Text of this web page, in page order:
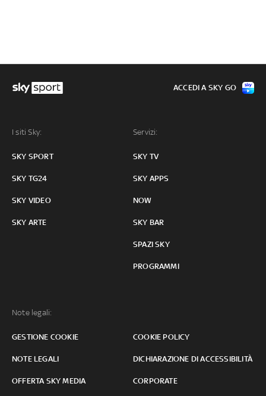
I siti Sky:
SKY SPORT
SKY TG24
SKY VIDEO
SKY ARTE
Servizi:
SKY TV
SKY APPS
NOW
SKY BAR
SPAZI SKY
PROGRAMMI
Note legali:
GESTIONE COOKIE COOKIE POLICY
NOTE LEGALI DICHIARAZIONE DI ACCESSIBILITÀ
OFFERTA SKY MEDIA CORPORATE
ACCEDI A SKY GO